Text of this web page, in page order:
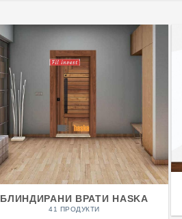
БЛИНДИРАНИ ВРАТИ HASKA
41 ПРОДУКТИ